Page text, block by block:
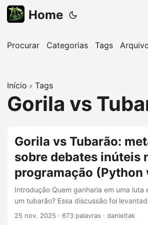
Home
Procurar Categorias Tags
Início » Tags
Gorila vs
Gorila vs Tubarão:
sobre debates inúteis
programação (Python
Introdução Quem ganharia em uma luta
um tubarão? Essa discussão foi
StackOverflow por Jeff Atwood, um de
25 nov. 2025 · 673 palavras · danieltak